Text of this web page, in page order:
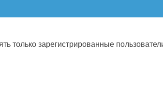
только зарегистрированные